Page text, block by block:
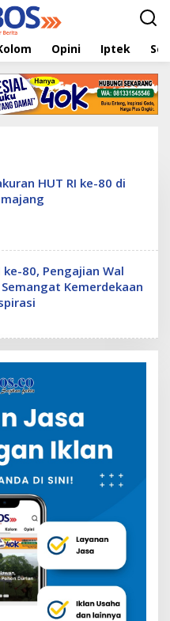
Opini Iptek
HUT RI ke-80 di
ke-80, Pengajian Wal
Kemerdekaan